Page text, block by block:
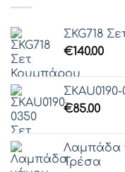
ΣKG718
€140.00
€85.00
Λαμπάδα
Τρέσα